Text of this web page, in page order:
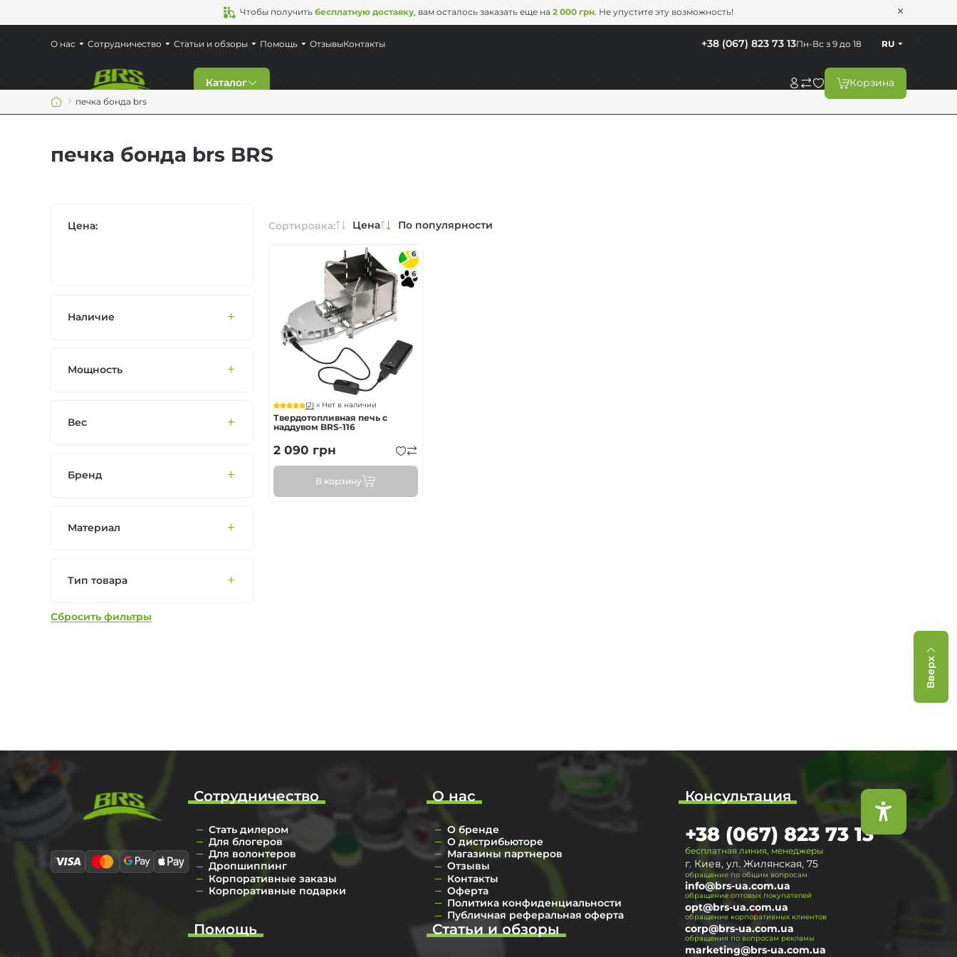
Чтобы получить бесплатную доставку, вам осталось заказать еще на 2 000 грн. Не упустите эту возможность!
Каталог
Кемпинговая мебель
Мультитопливные горелки
Жидкотопливные горелки
Корзина
Пн-Вс з 9 до 18
+38 (067) 823 73 13 RU
О нас Сотрудничество Статьи и обзоры Помощь ОтзывыКонтакты
печка бонда brs
печка бонда brs BRS
Сортировка: Цена По популярности
6
6
(2) Нет в наличии
Твердотопливная печь с
наддувом BRS-116
2 090 грн
В корзину
Цена:
Наличие
Мощность
Вес
Бренд
Материал
Тип товара
Сбросить фильтры
Вверх
О нас
О бренде
О дистрибьюторе
Магазины партнеров
Отзывы
Контакты
Оферта
Политика конфиденциальности
Публичная реферальная оферта
Сотрудничество
Стать дилером
Для блогеров
Для волонтеров
Дропшиппинг
Корпоративные заказы
Корпоративные подарки
Статьи и обзоры
Помощь
Консультация
бесплатная линия, менеджеры
+38 (067) 823 73 13
г. Киев, ул. Жилянская, 75
обращение по общим вопросам
info@brs-ua.com.ua
обращение оптовых покупателей
opt@brs-ua.com.ua
обращение корпоративных клиентов
corp@brs-ua.com.ua
обращения по вопросам рекламы
marketing@brs-ua.com.ua